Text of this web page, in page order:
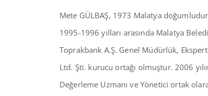
Mete GÜLBAŞ, 1973 Malatya
1995-1996 yılları arasında Malatya
Toprakbank A.Ş. Genel Müdürlük,
Ltd. Şti. kurucu ortağı olmuştur. 2006
Değerleme Uzmanı ve Yönetici ortak